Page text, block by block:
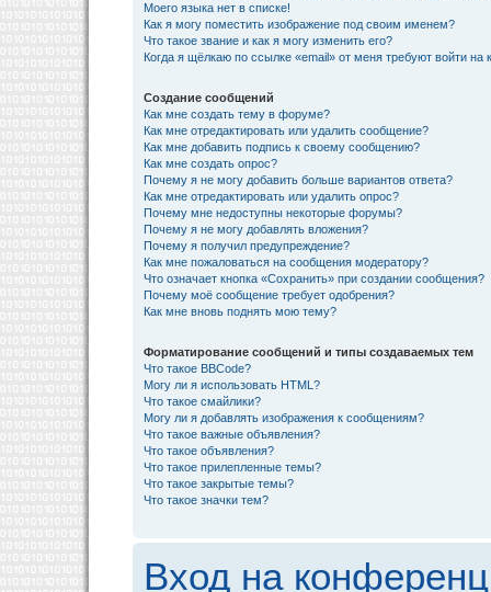
Моего языка нет в списке!
Как я могу поместить изображение под своим именем?
Что такое звание и как я могу изменить его?
Когда я щёлкаю по ссылке «email» от меня требуют войти на
Создание сообщений
Как мне создать тему в форуме?
Как мне отредактировать или удалить сообщение?
Как мне добавить подпись к своему сообщению?
Как мне создать опрос?
Почему я не могу добавить больше вариантов ответа?
Как мне отредактировать или удалить опрос?
Почему мне недоступны некоторые форумы?
Почему я не могу добавлять вложения?
Почему я получил предупреждение?
Как мне пожаловаться на сообщения модератору?
Что означает кнопка «Сохранить» при создании сообщения?
Почему моё сообщение требует одобрения?
Как мне вновь поднять мою тему?
Форматирование сообщений и типы создаваемых тем
Что такое BBCode?
Могу ли я использовать HTML?
Что такое смайлики?
Могу ли я добавлять изображения к сообщениям?
Что такое важные объявления?
Что такое объявления?
Что такое прилепленные темы?
Что такое закрытые темы?
Что такое значки тем?
Вход на